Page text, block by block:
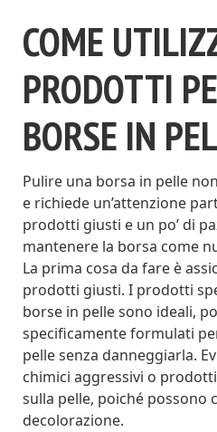
COME
PRODOTTI
BORSE IN
Pulire una borsa in pelle
e richiede un’attenzione
prodotti giusti e un po’ di
mantenere la borsa come
La prima cosa da fare è
prodotti giusti. I prodotti
borse in pelle sono ideali,
specificamente formulati
pelle senza danneggiarla.
chimici aggressivi o
sulla pelle, poiché possono
decolorazione.